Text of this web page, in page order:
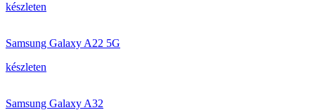
készleten
Samsung Galaxy A22 5G
készleten
Samsung Galaxy A32